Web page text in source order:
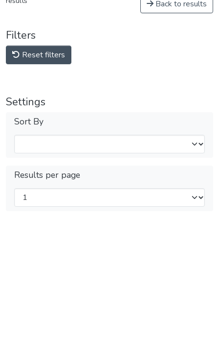
Back to results
Filters
Reset filters
Settings
Sort By
Results per page